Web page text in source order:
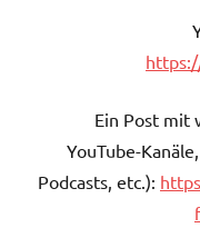
• Ein Post
YouTube-
Podcasts, etc.):